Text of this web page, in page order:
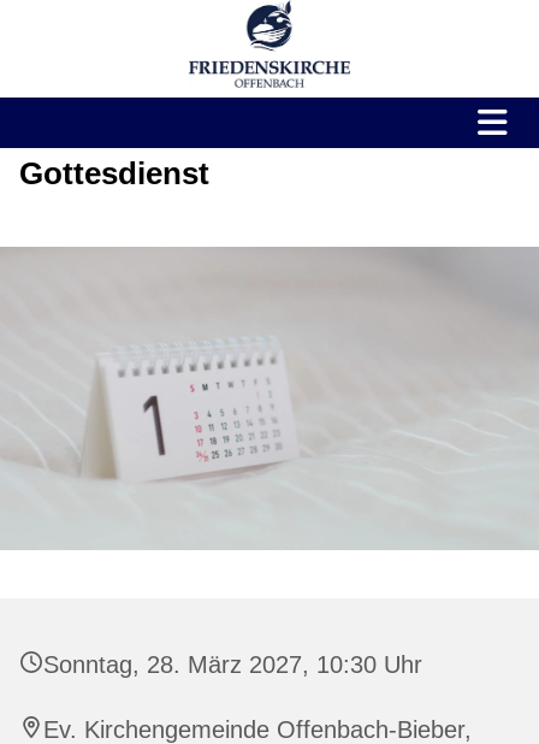
Gottesdienst
Sonntag, 28. März 2027, 10:30 Uhr
Ev. Kirchengemeinde Offenbach-Bieber,